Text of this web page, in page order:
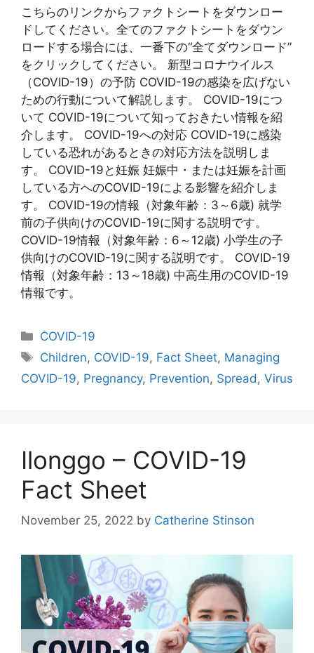
こちらのリンクからファクトシートをダウンロー
ドしてください。全てのファクトシートをダウン
ロードする場合には、一番下の“全てダウンロード”
をクリックしてください。 新型コロナウイルス
（COVID-19）の予防 COVID-19の感染を広げない
ための行動について解説します。 COVID-19につ
いて COVID-19について知っておきたい情報を紹
介します。 COVID-19への対応 COVID-19に感染
している恐れがあるときの対応方法を説明しま
す。 COVID-19と妊娠 妊娠中・または妊娠を計画
している方へのCOVID-19による影響を紹介しま
す。 COVID-19の情報（対象年齢：3～6歳) 就学
前の子供向けのCOVID-19に関する説明です。
COVID-19情報（対象年齢：6～12歳) 小学生の子
供向けのCOVID-19に関する説明です。 COVID-19
情報（対象年齢：13～18歳) 中高生用のCOVID-19
情報です。
Categories
COVID-19
Tags
Children, COVID-19, Fact Sheet, Managing
COVID-19, Pregnancy, Prevention, Spread , Virus
Ilonggo – COVID-19
Fact Sheet
November 25, 2022 by Catherine Stinson